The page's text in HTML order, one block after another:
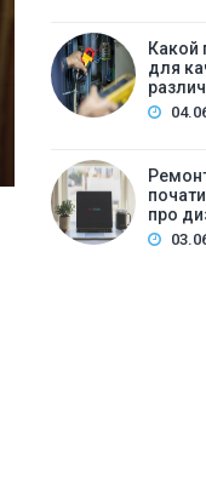
робіт та
вечірній
Какой
для
про